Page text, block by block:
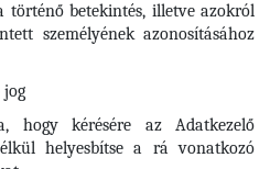
történő betekintés, illetve azokról
személyének azonosításához
jog
hogy kérésére az Adatkezelő
helyesbítse a rá vonatkozó